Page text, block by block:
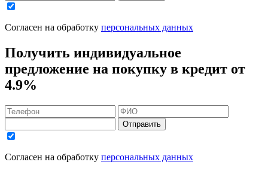
Согласен на обработку персональных данных
Получить индивидуальное
предложение на покупку в кредит от
4.9%
Отправить
Согласен на обработку персональных данных